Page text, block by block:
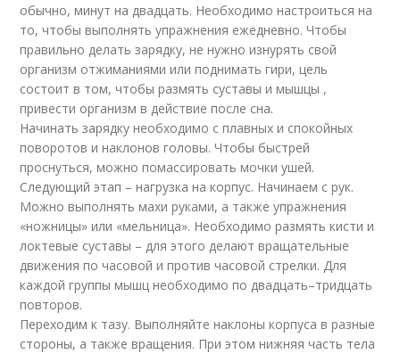
обычно, минут на двадцать. Необходимо настроиться на
то, чтобы выполнять упражнения ежедневно. Чтобы
правильно делать зарядку, не нужно изнурять свой
организм отжиманиями или поднимать гири, цель
состоит в том, чтобы размять суставы и мышцы ,
привести организм в действие после сна.
Начинать зарядку необходимо с плавных и спокойных
поворотов и наклонов головы. Чтобы быстрей
проснуться, можно помассировать мочки ушей.
Следующий этап – нагрузка на корпус. Начинаем с рук.
Можно выполнять махи руками, а также упражнения
«ножницы» или «мельница». Необходимо размять кисти и
локтевые суставы – для этого делают вращательные
движения по часовой и против часовой стрелки. Для
каждой группы мышц необходимо по двадцать–тридцать
повторов.
Переходим к тазу. Выполняйте наклоны корпуса в разные
стороны, а также вращения. При этом нижняя часть тела